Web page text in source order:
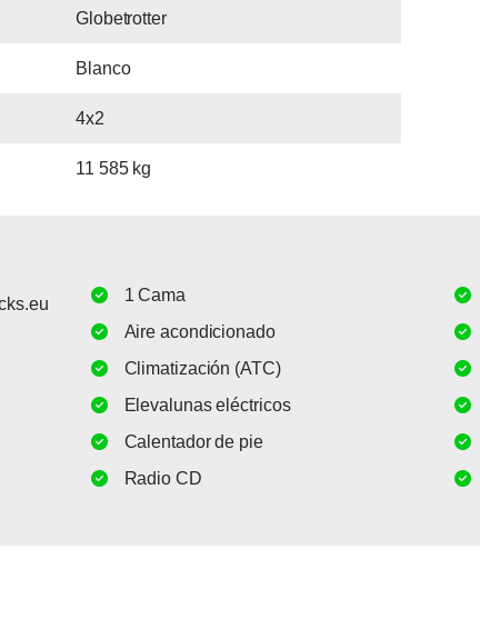
Globetrotter
Blanco
4x2
11 585 kg
1 Cama
Aire acondicionado
Climatización (ATC)
Elevalunas eléctricos
Calentador de pie
Radio CD